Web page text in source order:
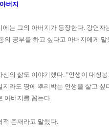
버지
에는 그의 아버지가 등장한다. 강연자
의 공부를 하고 싶다고 아버지에게 말
신의 삶도 이야기했다. "인생이 대청
지라도 땅에 뿌리박는 인생을 살고 싶
아버지를 꼽는다.
적 존재라고 말했다.